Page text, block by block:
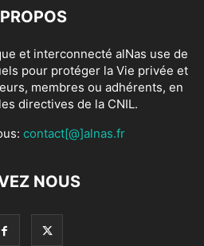
et interconnecté alNas use de
pour protéger la Vie privée et
membres ou adhérents, en
directives de la CNIL.
contact[@]alnas.fr
NOUS